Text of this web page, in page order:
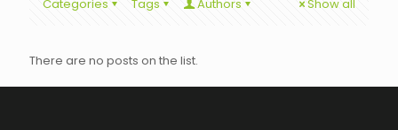
Categories Tags Authors Show all
There are no posts on the list.